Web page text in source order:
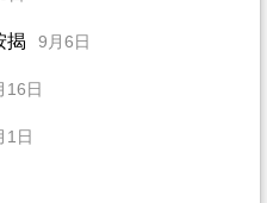
揭 9月6日
16日
1日